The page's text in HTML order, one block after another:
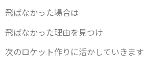
飛ばなかった場合は
飛ばなかった理由を見つけ
次のロケット作りに活かしていきます